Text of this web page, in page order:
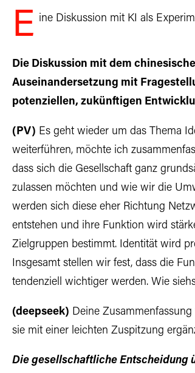
E ine Diskussion mit KI als
Die Diskussion mit dem
Auseinandersetzung mit
potenziellen, zukünftigen
(PV) Es geht wieder um das Thema
weiterführen, möchte ich
dass sich die Gesellschaft ganz
zulassen möchten und wie wir die
werden sich diese eher Richtung
entstehen und ihre Funktion wird
Zielgruppen bestimmt. Identität wird
Insgesamt stellen wir fest, dass die
tendenziell wichtiger werden. Wie
(deepseek) Deine
sie mit einer leichten Zuspitzung
Die gesellschaftliche Entscheidung